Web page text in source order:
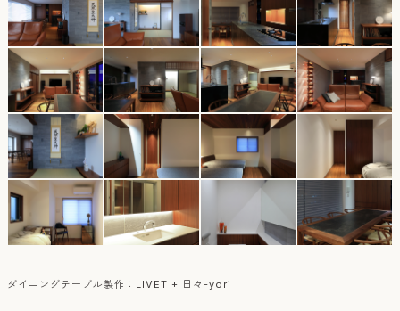
ダイニングテーブル製作：LIVET + 日々-yori